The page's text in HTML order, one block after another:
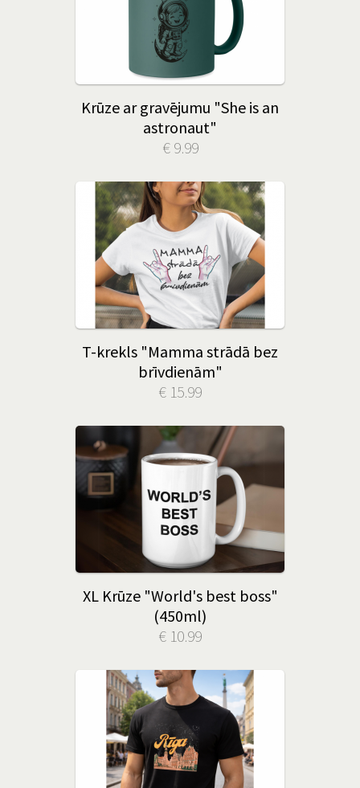
Krūze ar gravējumu "She is an
astronaut"
€ 9.99
T-krekls "Mamma strādā bez
brīvdienām"
€ 15.99
XL Krūze "World's best boss"
(450ml)
€ 10.99